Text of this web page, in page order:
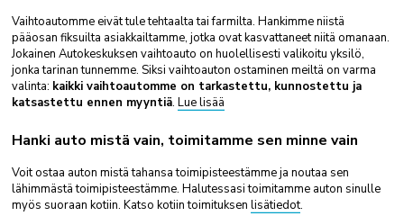
Vaihtoautomme eivät tule tehtaalta tai farmilta. Hankimme niistä
pääosan fiksuilta asiakkailtamme, jotka ovat kasvattaneet niitä omanaan.
Jokainen Autokeskuksen vaihtoauto on huolellisesti valikoitu yksilö,
jonka tarinan tunnemme. Siksi vaihtoauton ostaminen meiltä on varma
valinta: kaikki vaihtoautomme on tarkastettu, kunnostettu ja
katsastettu ennen myyntiä. Lue lisää
Hanki auto mistä vain, toimitamme sen minne vain
Voit ostaa auton mistä tahansa toimipisteestämme ja noutaa sen
lähimmästä toimipisteestämme. Halutessasi toimitamme auton sinulle
myös suoraan kotiin. Katso kotiin toimituksen lisätiedot.